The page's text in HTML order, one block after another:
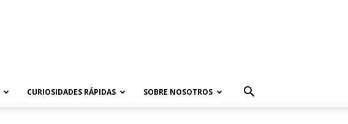
CURIOSIDADES RÁPIDAS SOBRE NOSOTROS